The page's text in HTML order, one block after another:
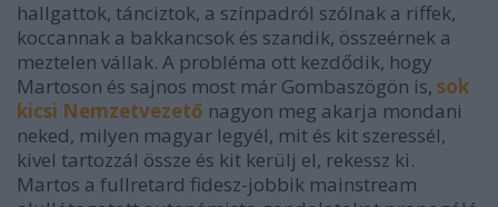
hallgattok, tánciztok, a színpadról szólnak a riffek,
koccannak a bakkancsok és szandik, összeérnek a
meztelen vállak. A probléma ott kezdődik, hogy
Martoson és sajnos most már Gombaszögön is, sok
kicsi Nemzetvezető nagyon meg akarja mondani
neked, milyen magyar legyél, mit és kit szeressél,
kivel tartozzál össze és kit kerülj el, rekessz ki.
Martos a fullretard fidesz-jobbik mainstream